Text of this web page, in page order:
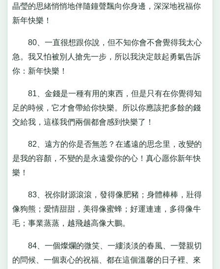
晶瑩的思緒悄悄地伴隨鐘聲飄向你身邊，深深地祝福你
新年快樂！
80、一直很想跟你說，但不知你會不會覺得我太心
急。我又怕被別人搶先一步，所以我決定鼓起勇氣告訴
你：新年快樂！
81、金錢是一種有用的東西，但是只有在你覺得知
足的時候，它才會帶給你快樂。所以你應該把多餘的錢
交給我，這樣我們兩個都會感到快樂了！
82、遠方的你是否無恙？在遙遠的思念里，改變的
是我的容顏，不變的是永遠愛你的心！真心愿你新年快
樂！
83、祝你財源滾滾，發得像肥豬；身體棒棒，壯得
像狗熊；愛情甜甜，美得像蜜蜂；好運連連，多得像牛
毛；事業蒸蒸，越飛越高像大鵬。
84、一個燦爛的微笑、一縷淡淡的春風、一聲親切
的問候、一個衷心的祝福、都在這個溫馨的日子裡、來